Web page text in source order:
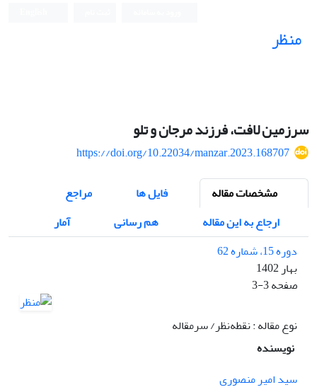
منظر
سرزمین لافت، فرزند مرجان و تلو
https://doi.org/10.22034/manzar.2023.168707
مشخصات مقاله
فایل ها
مراجع
ارجاع به این مقاله
هم رسانی
آمار
دوره 15، شماره 62
بهار 1402
صفحه3-3
نوع مقاله : نقطه‌نظر/ سرمقاله
نویسنده
سید امیر منصوری